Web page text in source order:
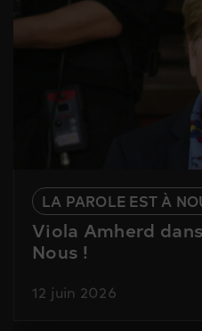
LA PAROLE EST À
Viola Amherd
Nous !
12 juin 2026